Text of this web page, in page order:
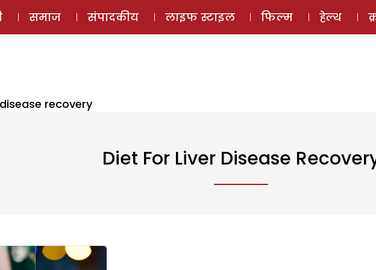
ई-मैगज़ीन
समाज संपादकीय लाइफ स्टाइल फिल्म हेल्थ
recovery
Diet For Liver Disease